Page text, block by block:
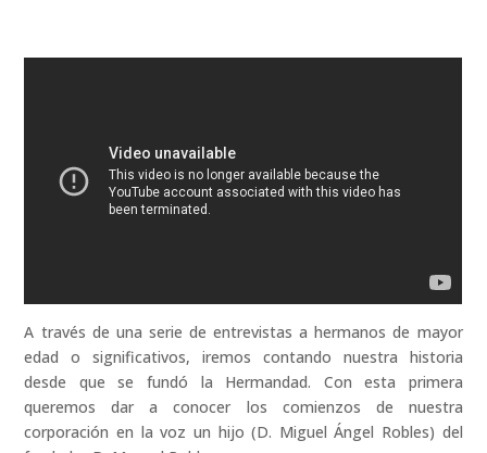
A través de una serie de entrevistas a hermanos de mayor
edad o significativos, iremos contando nuestra historia
desde que se fundó la Hermandad. Con esta primera
queremos dar a conocer los comienzos de nuestra
corporación en la voz un hijo (D. Miguel Ángel Robles) del